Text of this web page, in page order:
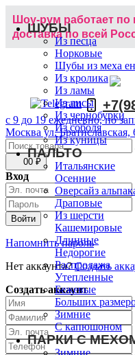
Шоу-рум работает по
доставка по всей
с 9 до 19 ежедневно, по
Москва ул. Братиславская,
00 ₽
ШУБЫ
Из песца
Норковые
Шубы из меха
Из кролика
Из ламы
Из лисы
Из чернобурки
Из соболя
Из куницы
ПАЛЬТО
Итальянские
Осенние
Оверсайз
Драповые
Из шерсти
Кашемировые
Длинные
Недорогие
Распродажа
Утепленные
Бежевые
Больших
Зимние
С капюшоном
ПАРКИ С
Зимние
Вход
Напомнить пароль
Нет аккаунта?Создать
Создать аккаунт